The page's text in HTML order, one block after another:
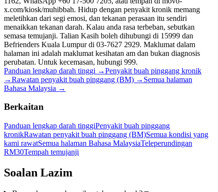
x.com/kiosk/muhibbah. Hidup dengan penyakit kronik memang
meletihkan dari segi emosi, dan tekanan perasaan itu sendiri
menaikkan tekanan darah. Kalau anda rasa terbeban, sebutkan
semasa temujanji. Talian Kasih boleh dihubungi di 15999 dan
Befrienders Kuala Lumpur di 03-7627 2929. Maklumat dalam
halaman ini adalah maklumat kesihatan am dan bukan diagnosis
perubatan. Untuk kecemasan, hubungi 999.
Panduan lengkap darah tinggi →Penyakit buah pinggang kronik
→Rawatan penyakit buah pinggang (BM) → Semua halaman
Bahasa Malaysia →
Berkaitan
Panduan lengkap darah tinggiPenyakit buah pinggang
kronikRawatan penyakit buah pinggang (BM)Semua kondisi yang
kami rawatSemua halaman Bahasa MalaysiaTeleperundingan
RM30Tempah temujanji
Soalan Lazim